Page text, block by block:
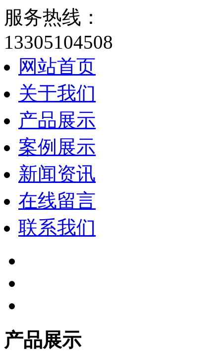
服务热线：
13305104508
网站首页
关于我们
产品展示
案例展示
新闻资讯
在线留言
联系我们
产品展示